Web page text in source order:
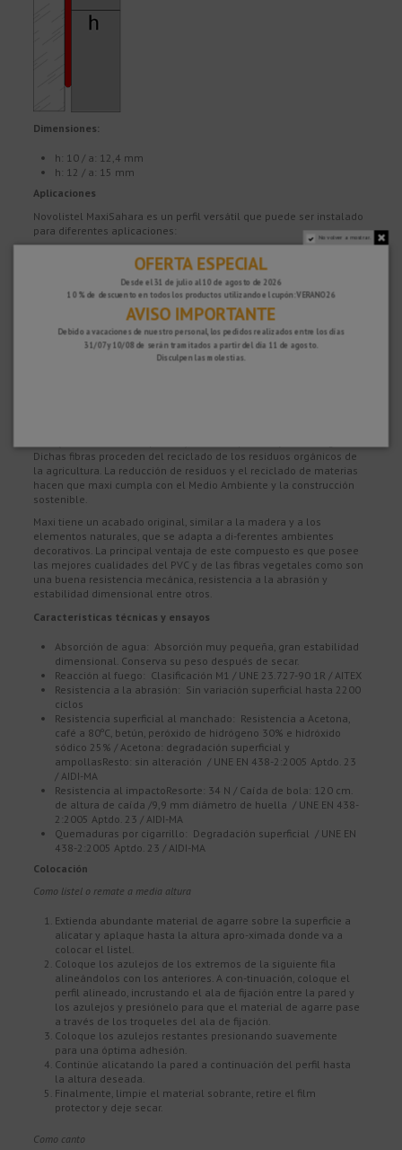
Dimensiones:
h: 10 / a: 12,4 mm
h: 12 / a: 15 mm
Aplicaciones
Novolistel MaxiSahara es un perfil versátil que puede ser instalado
para diferentes aplicaciones:
- Como listel decorativo o remate a media altura
- Como separador de pavimento o enmarcador
La instalación de Maxi en exterior puede suponer una variación
natural en su color original, siendo sensiblemente superior en la
gama de colores tierra. Para evitar estas posibles variaciones de
la exposición solar continuada, recomendamos para exteriores la
Dichas fibras proceden del reciclado de los residuos orgánicos de
la agricultura. La reducción de residuos y el reciclado de materias
hacen que maxi cumpla con el Medio Ambiente y la construcción
sostenible.
Maxi tiene un acabado original, similar a la madera y a los
elementos naturales, que se adapta a di-ferentes ambientes
decorativos. La principal ventaja de este compuesto es que posee
las mejores cualidades del PVC y de las fibras vegetales como son
una buena resistencia mecánica, resistencia a la abrasión y
estabilidad dimensional entre otros.
Características técnicas y ensayos
Absorción de agua: Absorción muy pequeña, gran estabilidad
dimensional. Conserva su peso después de secar.
Reacción al fuego: Clasificación M1 / UNE 23.727-90 1R / AITEX
Resistencia a la abrasión: Sin variación superficial hasta 2200
ciclos
Resistencia superficial al manchado: Resistencia a Acetona,
café a 80ºC, betún, peróxido de hidrógeno 30% e hidróxido
sódico 25% / Acetona: degradación superficial y
ampollasResto: sin alteración / UNE EN 438-2:2005 Aptdo. 23
/ AIDI-MA
Resistencia al impactoResorte: 34 N / Caída de bola: 120 cm.
de altura de caída /9,9 mm diámetro de huella / UNE EN 438-
2:2005 Aptdo. 23 / AIDI-MA
Quemaduras por cigarrillo: Degradación superficial / UNE EN
438-2:2005 Aptdo. 23 / AIDI-MA
Colocación
Como listel o remate a media altura
Extienda abundante material de agarre sobre la superficie a
alicatar y aplaque hasta la altura apro-ximada donde va a
colocar el listel.
Coloque los azulejos de los extremos de la siguiente fila
alineándolos con los anteriores. A con-tinuación, coloque el
perfil alineado, incrustando el ala de fijación entre la pared y
los azulejos y presiónelo para que el material de agarre pase
a través de los troqueles del ala de fijación.
Coloque los azulejos restantes presionando suavemente
para una óptima adhesión.
Continúe alicatando la pared a continuación del perfil hasta
la altura deseada.
Finalmente, limpie el material sobrante, retire el film
protector y deje secar.
Como canto
No volver a mostrar.
OFERTA ESPECIAL
Desde el 31 de julio al 10 de agosto de 2026
10 % de descuento en todos los productos utilizando el cupón: VERANO26
AVISO IMPORTANTE
Debido a vacaciones de nuestro personal, los pedidos realizados entre los días
31/07 y 10/08 de serán tramitados a partir del día 11 de agosto.
Disculpen las molestias.